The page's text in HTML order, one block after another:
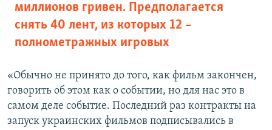
миллионов гривен. Предполагается
снять 40 лент, из которых 12 –
полнометражных игровых
«Обычно не принято до того, как фильм закончен,
говорить об этом как о событии, но для нас это в
самом деле событие. Последний раз контракты на
запуск украинских фильмов подписывались в